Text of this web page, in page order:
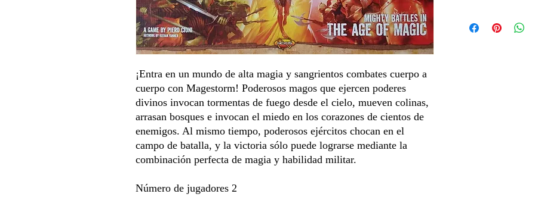
¡Entra en un mundo de alta magia y sangrientos combates cuerpo a
cuerpo con Magestorm! Poderosos magos que ejercen poderes
divinos invocan tormentas de fuego desde el cielo, mueven colinas,
arrasan bosques e invocan el miedo en los corazones de cientos de
enemigos. Al mismo tiempo, poderosos ejércitos chocan en el
campo de batalla, y la victoria sólo puede lograrse mediante la
combinación perfecta de magia y habilidad militar.
Número de jugadores 2